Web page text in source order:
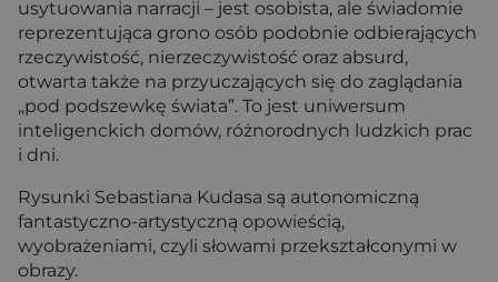
usytuowania narracji – jest osobista, ale świadomie
reprezentująca grono osób podobnie odbierających
rzeczywistość, nierzeczywistość oraz absurd,
otwarta także na przyuczających się do zaglądania
„pod podszewkę świata”. To jest uniwersum
inteligenckich domów, różnorodnych ludzkich prac
i dni.
Rysunki Sebastiana Kudasa są autonomiczną
fantastyczno-artystyczną opowieścią,
wyobrażeniami, czyli słowami przekształconymi w
obrazy.